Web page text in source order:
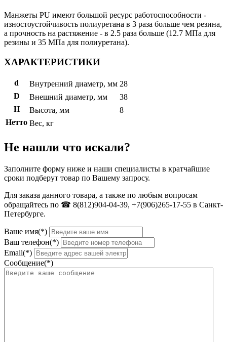
Манжеты PU имеют большой ресурс работоспособности -
изностоустойчивость полиуретана в 3 раза больше чем резина,
а прочность на растяжение - в 2.5 раза больше (12.7 МПа для
резины и 35 МПа для полиуретана).
ХАРАКТЕРИСТИКИ
d Внутренний диаметр, мм 28
D
Внешний диаметр, мм
38
H
Высота, мм
8
Нетто Вес, кг
Не нашли что искали?
Заполните форму ниже и наши специалисты в кратчайшие
сроки подберут товар по Вашему запросу.
Для заказа данного товара, а также по любым вопросам
обращайтесь по ☎ 8(812)904-04-39, +7(906)265-17-55 в Санкт-
Петербурге.
Ваше имя(*)
Ваш телефон(*)
Email(*)
Сообщение(*)